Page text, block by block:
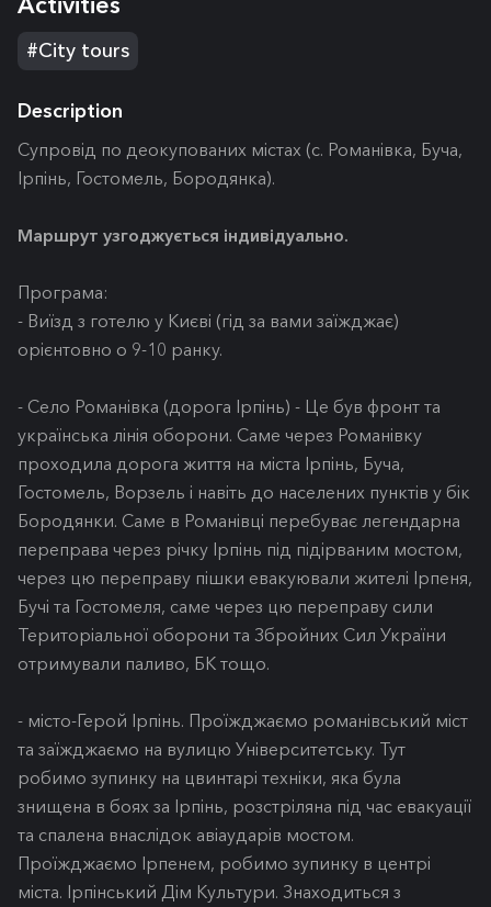
#City tours
Description
Супровід по деокупованих містах (с. Романівка, Буча,
Ірпінь, Гостомель, Бородянка).
Маршрут узгоджується індивідуально.
Програма:
- Виїзд з готелю у Києві (гід за вами заїжджає)
орієнтовно о 9-10 ранку.
- Село Романівка (дорога Ірпінь) - Це був фронт та
українська лінія оборони. Саме через Романівку
проходила дорога життя на міста Ірпінь, Буча,
Гостомель, Ворзель і навіть до населених пунктів у бік
Бородянки. Саме в Романівці перебуває легендарна
переправа через річку Ірпінь під підірваним мостом,
через цю переправу пішки евакуювали жителі Ірпеня,
Бучі та Гостомеля, саме через цю переправу сили
Територіальної оборони та Збройних Сил України
отримували паливо, БК тощо.
- місто-Герой Ірпінь. Проїжджаємо романівський міст
та заїжджаємо на вулицю Університетську. Тут
робимо зупинку на цвинтарі техніки, яка була
знищена в боях за Ірпінь, розстріляна під час евакуації
та спалена внаслідок авіаударів мостом.
Проїжджаємо Ірпенем, робимо зупинку в центрі
міста. Ірпінський Дім Культури. Знаходиться з